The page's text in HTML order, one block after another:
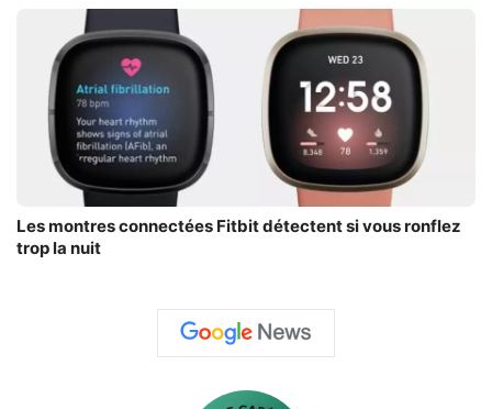
Les montres connectées Fitbit détectent si vous ronflez
trop la nuit